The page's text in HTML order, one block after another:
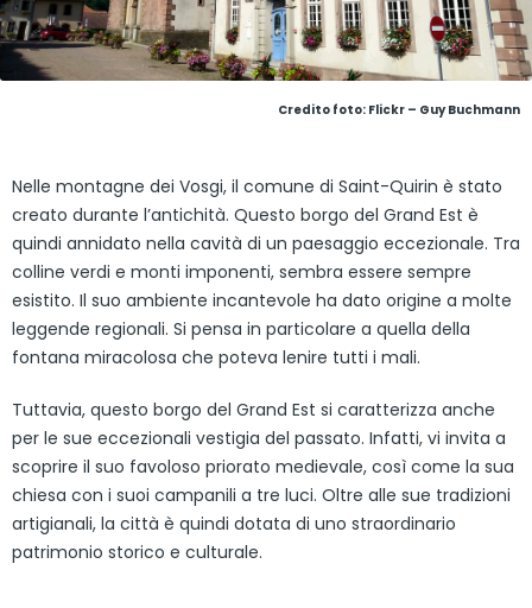
Credito foto: Flickr – Guy Buchmann
Nelle montagne dei Vosgi, il comune di Saint-Quirin è stato
creato durante l’antichità. Questo borgo del Grand Est è
quindi annidato nella cavità di un paesaggio eccezionale. Tra
colline verdi e monti imponenti, sembra essere sempre
esistito. Il suo ambiente incantevole ha dato origine a molte
leggende regionali. Si pensa in particolare a quella della
fontana miracolosa che poteva lenire tutti i mali.
Tuttavia, questo borgo del Grand Est si caratterizza anche
per le sue eccezionali vestigia del passato. Infatti, vi invita a
scoprire il suo favoloso priorato medievale, così come la sua
chiesa con i suoi campanili a tre luci. Oltre alle sue tradizioni
artigianali, la città è quindi dotata di uno straordinario
patrimonio storico e culturale.